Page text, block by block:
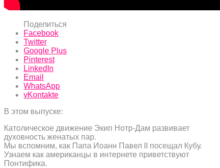
Поделиться
Facebook
Twitter
Google Plus
Pinterest
LinkedIn
Email
WhatsApp
vKontakte
В этом выпуске:
Католическое движение Экип Нотр-Дам развивает
духовность женатых пар.
Мы вспомним, как Папа Иоанн Павел II посещал Кубу.
Узнаем как американцы в интернете приветствуют
Понтифика.